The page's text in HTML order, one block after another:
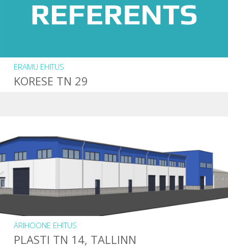
ERAMU EHITUS
KORESE TN 29
ÄRIHOONE EHITUS
PLASTI TN 14, TALLINN